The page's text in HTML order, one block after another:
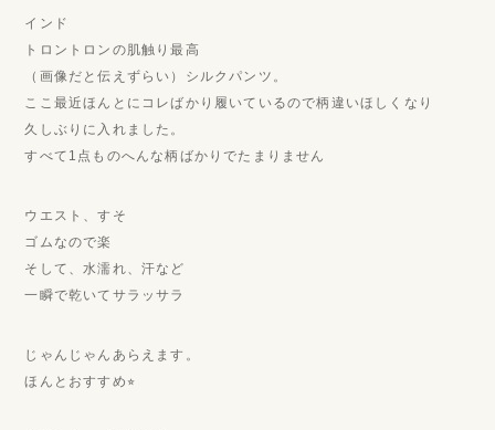
インド
トロントロンの肌触り最高
（画像だと伝えずらい）シルクパンツ。
ここ最近ほんとにコレばかり履いているので柄違いほしくなり
久しぶりに入れました。
すべて1点ものへんな柄ばかりでたまりません
ウエスト、すそ
ゴムなので楽
そして、水濡れ、汗など
一瞬で乾いてサラッサラ
じゃんじゃんあらえます。
ほんとおすすめ⭐︎